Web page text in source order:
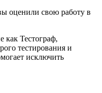
оценили свою работу в
как Тестограф,
тестирования и
исключить